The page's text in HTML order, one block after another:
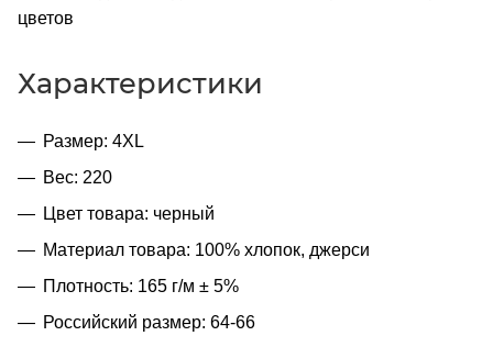
цветов
Характеристики
Размер: 4XL
Вес: 220
Цвет товара: черный
Материал товара: 100% хлопок, джерси
Плотность: 165 г/м ± 5%
Российский размер: 64-66